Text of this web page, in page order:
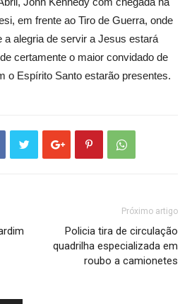
em frente ao Tiro de Guerra, onde
a alegria de servir a Jesus estará
certamente o maior convidado de
o Espírito Santo estarão presentes.
Próximo artigo
Policia tira de circulação
quadrilha especializada em
roubo a camionetes